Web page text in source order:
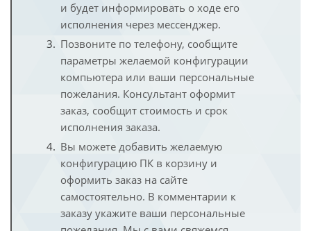
и будет информировать о ходе его
исполнения через мессенджер.
Позвоните по телефону, сообщите
параметры желаемой конфигурации
компьютера или ваши персональные
пожелания. Консультант оформит
заказ, сообщит стоимость и срок
исполнения заказа.
Вы можете добавить желаемую
конфигурацию ПК в корзину и
оформить заказ на сайте
самостоятельно. В комментарии к
заказу укажите ваши персональные